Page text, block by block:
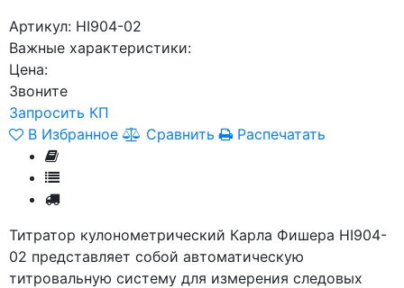
Артикул: HI904-02
Важные характеристики:
Цена:
Звоните
Запросить КП
В Избранное
Сравнить Распечатать
Титратор кулонометрический Карла Фишера HI904-
02 представляет собой автоматическую
титровальную систему для измерения следовых